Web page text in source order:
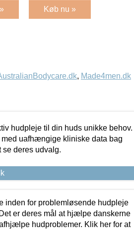
Køb nu »
, Made4men.dk
hudpleje til din huds unikke behov.
med uafhængige kliniske data bag
se deres udvalg.
inden for problemløsende hudpleje
er deres mål at hjælpe danskerne
hudproblemer. Klik her for at